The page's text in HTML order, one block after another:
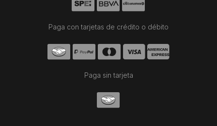
Paga con tarjetas de crédito o débito
Paga sin tarjeta